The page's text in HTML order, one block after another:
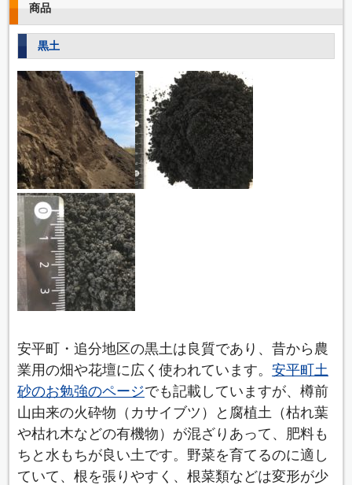
商品
黒土
安平町・追分地区の黒土は良質であり、昔から農
業用の畑や花壇に広く使われています。 安平町土
砂のお勉強のページでも記載していますが、樽前
山由来の火砕物（カサイブツ）と腐植土（枯れ葉
や枯れ木などの有機物）が混ざりあって、肥料も
ちと水もちが良い土です。野菜を育てるのに適し
ていて、根を張りやすく、根菜類などは変形が少